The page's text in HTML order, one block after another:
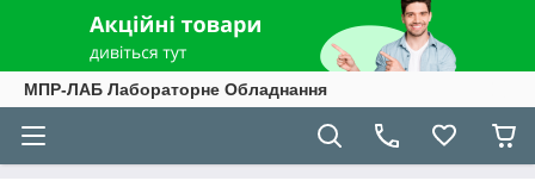
МПР-ЛАБ Лабораторне Обладнання